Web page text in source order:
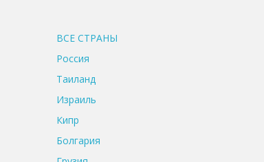
ВСЕ CТРАНЫ
Россия
Таиланд
Израиль
Кипр
Болгария